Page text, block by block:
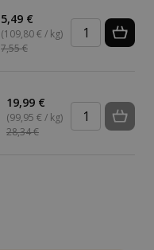
5,49 €
(109,80 € / kg)
7,55 €
19,99 €
(99,95 € / kg)
28,34 €